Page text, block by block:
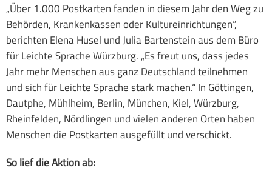
„Über 1.000 Postkarten fanden in diesem Jahr den Weg zu
Behörden, Krankenkassen oder Kultureinrichtungen“,
berichten Elena Husel und Julia Bartenstein aus dem Büro
für Leichte Sprache Würzburg. „Es freut uns, dass jedes
Jahr mehr Menschen aus ganz Deutschland teilnehmen
und sich für Leichte Sprache stark machen.“ In Göttingen,
Dautphe, Mühlheim, Berlin, München, Kiel, Würzburg,
Rheinfelden, Nördlingen und vielen anderen Orten haben
Menschen die Postkarten ausgefüllt und verschickt.
So lief die Aktion ab: